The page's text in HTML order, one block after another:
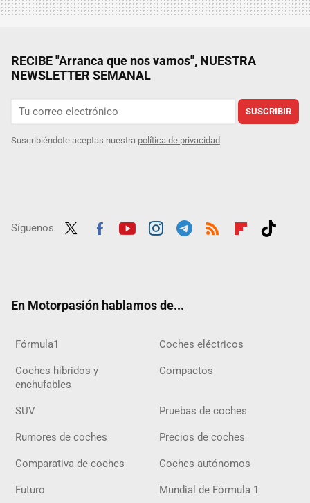
RECIBE "Arranca que nos vamos", NUESTRA
NEWSLETTER SEMANAL
SUSCRIBIR
Suscribiéndote aceptas nuestra política de privacidad
Síguenos
En Motorpasión hablamos de...
Fórmula1 Coches eléctricos
Coches híbridos y
enchufables
Compactos
SUV Pruebas de coches
Rumores de coches Precios de coches
Comparativa de coches Coches autónomos
Futuro Mundial de Fórmula 1